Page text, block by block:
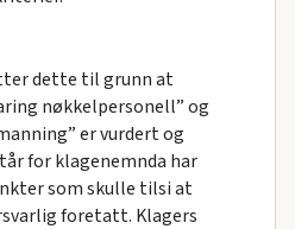
dette til grunn at
nøkkelpersonell” og
er vurdert og
for klagenemnda har
som skulle tilsi at
foretatt. Klagers